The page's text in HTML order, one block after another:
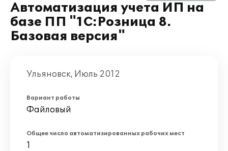
Автоматизация учета ИП на
базе ПП "1С:Розница 8.
Базовая версия"
Ульяновск, Июль 2012
Вариант работы
Файловый
Общее число автоматизированных рабочих мест
1